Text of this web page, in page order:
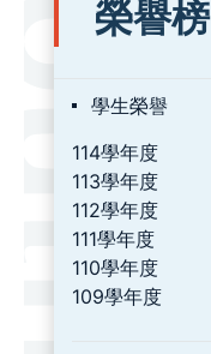
榮譽榜
學生榮譽
114學年度
113學年度
112學年度
111學年度
110學年度
109學年度